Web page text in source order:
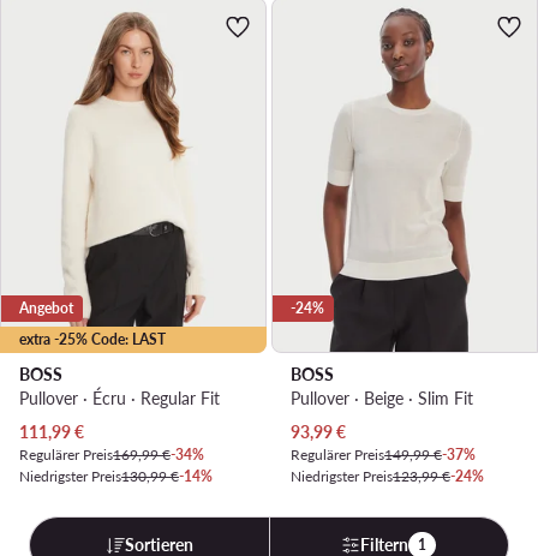
extra -25% Code: LAST
Angebot
BOSS
Pullover · Écru · Regular Fit
Aktueller Preis
111,99€
Regulärer Preis169,99 €-34%
Niedrigster Preis130,99 €-14%
-24%
BOSS
Pullover · Beige · Slim Fit
Aktueller Preis
93,99€
Regulärer Preis149,99 €-37%
Niedrigster Preis123,99 €-24%
Sortieren Filtern 1